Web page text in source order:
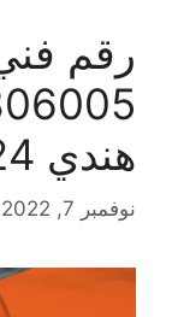
رقم
هندي 24 ساعة
نوفمبر 7, 2022